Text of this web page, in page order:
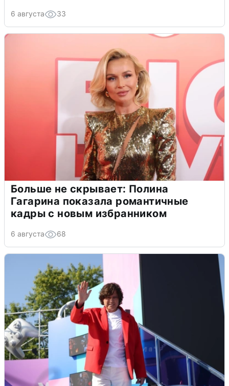
6 августа 33
Больше не скрывает: Полина
Гагарина показала романтичные
кадры с новым избранником
6 августа 68